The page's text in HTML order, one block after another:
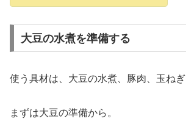
大豆の水煮を準備する
使う具材は、大豆の水煮、豚肉、玉ねぎ
まずは大豆の準備から。